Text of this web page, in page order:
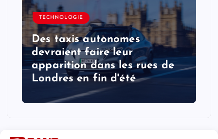
TECHNOLOGIE
Des taxis autonomes
devraient faire leur
apparition dans les rues de
Londres en fin d'été